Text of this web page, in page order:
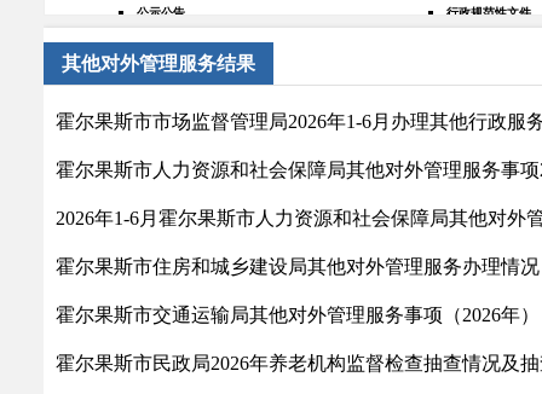
公示公告 行政规范性文件
规划统计
权责清单 财政预决算
法律法规 政府采购
政策解读 人大建议
重点领域
乡村振兴 公共企事业单位
优化营商环境 行政许可／行政
其他对外管理服务结果
霍尔果斯市市场监督管理局2026年1-6月办理其他行政服
霍尔果斯市人力资源和社会保障局其他对外管理服务事
2026年1-6月霍尔果斯市人力资源和社会保障局其他对外
霍尔果斯市住房和城乡建设局其他对外管理服务办理情况
霍尔果斯市交通运输局其他对外管理服务事项（2026年）
霍尔果斯市民政局2026年养老机构监督检查抽查情况及